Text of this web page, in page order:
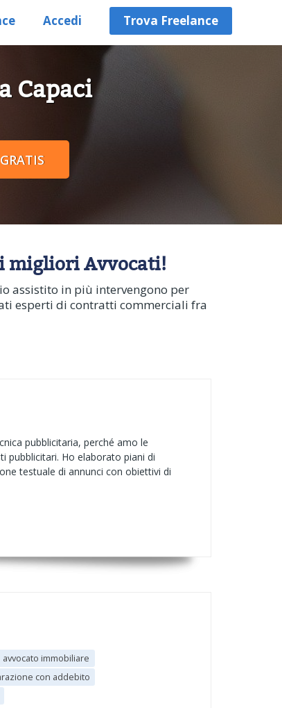
Accedi Trova Freelance
Capaci
migliori Avvocati!
assistito in più intervengono per
esperti di contratti commerciali fra
pubblicitaria, perché amo le
pubblicitari. Ho elaborato piani di
testuale di annunci con obiettivi di
avvocato immobiliare
con addebito